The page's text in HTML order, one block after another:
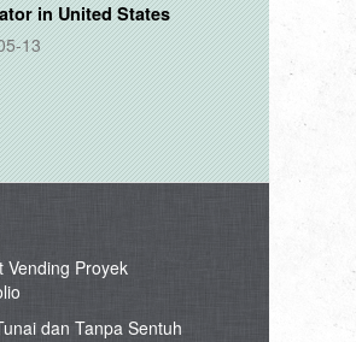
inUnited States
13
Vending Proyek
dan Tanpa Sentuh